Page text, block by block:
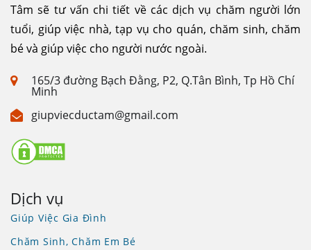
Tâm sẽ tư vấn chi tiết về các dịch vụ chăm người lớn
tuổi, giúp việc nhà, tạp vụ cho quán, chăm sinh, chăm
bé và giúp việc cho người nước ngoài.
165/3 đường Bạch Đằng, P2, Q.Tân Bình, Tp Hồ Chí
Minh
giupviecductam@gmail.com
Dịch vụ
Giúp Việc Gia Đình
Chăm Sinh, Chăm Em Bé